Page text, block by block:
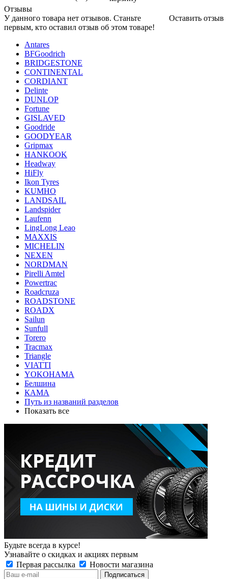
Отзывы
Оставить отзыв
У данного товара нет отзывов. Станьте
первым, кто оставил отзыв об этом товаре!
Antares
BFGoodrich
BRIDGESTONE
CONTINENTAL
CORDIANT
Delinte
DUNLOP
Fortune
GISLAVED
Goodride
GOODYEAR
Gripmax
HANKOOK
Headway
HiFly
Ikon Tyres
KUMHO
LANDSAIL
Landspider
Laufenn
LingLong Leao
MAXXIS
MICHELIN
NEXEN
NORDMAN
Pirelli Amtel
Powertrac
Roadcruza
ROADSTONE
ROADX
Sailun
Sunfull
Torero
Tracmax
Triangle
VIATTI
YOKOHAMA
Белшина
КАМА
Путь из названий разделов
Показать все
Будьте всегда в курсе!
Узнавайте о скидках и акциях первым
Первая рассылка
Новости магазина